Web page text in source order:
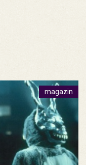
magazin